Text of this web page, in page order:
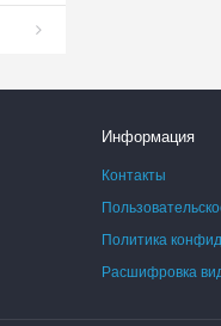
Информация
Контакты
Политика
Расшифровка